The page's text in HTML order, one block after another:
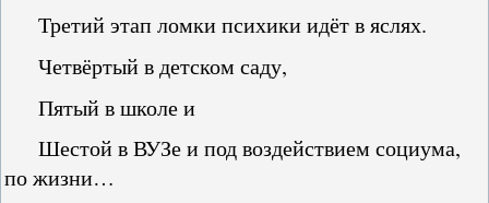
Третий этап ломки психики идёт в яслях.
Четвёртый в детском саду,
Пятый в школе и
Шестой в ВУЗе и под воздействием социума,
по жизни…